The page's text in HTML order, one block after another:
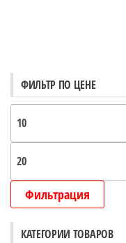
ФИЛЬТР ПО ЦЕНЕ
Фильтрация
КАТЕГОРИИ ТОВАРОВ